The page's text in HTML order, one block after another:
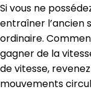
Si vous ne
entraîner l’ancien
ordinaire.
gagner de la
de vitesse,
mouvements